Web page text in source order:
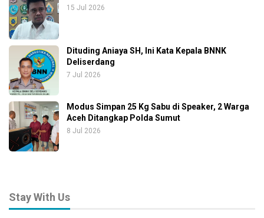
15 Jul 2026
Dituding Aniaya SH, Ini Kata Kepala BNNK
Deliserdang
7 Jul 2026
Modus Simpan 25 Kg Sabu di Speaker, 2 Warga
Aceh Ditangkap Polda Sumut
8 Jul 2026
Stay With Us